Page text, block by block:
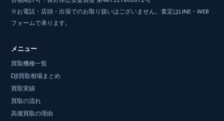
※お電話・店頭・出張でのお取り扱いはございません。査定はLINE・WEB
フォームで承ります。
メニュー
買取機種一覧
DJI買取相場まとめ
買取実績
買取の流れ
高価買取の理由